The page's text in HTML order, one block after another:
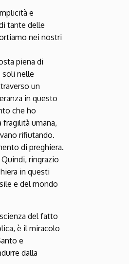
e
tante delle
nei nostri
piena di
soli nelle
un
in questo
che ho
fragilità umana,
rifiutando.
di preghiera.
ringrazio
in questi
e del mondo
del fatto
è il miracolo
e
dalla